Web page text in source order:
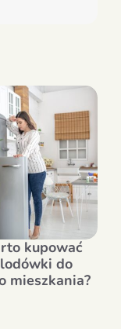
kupować
do
mieszkania?